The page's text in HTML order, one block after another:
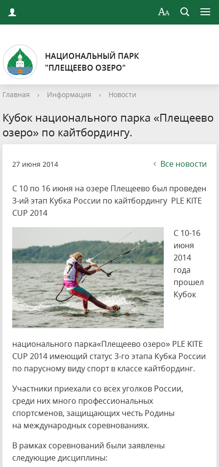
НАЦИОНАЛЬНЫЙ ПАРК
"ПЛЕЩЕЕВО ОЗЕРО"
Главная › Информация › Новости
Кубок национального парка «Плещеево
озеро» по кайтбордингу.
27 июня 2014 Все новости
С 10 по 16 июня на озере Плещеево был проведен
3-ий этап Кубка России по кайтбордингу PLE KITE
CUP 2014
С 10-16
июня
2014
года
прошел
Кубок
национального парка«Плещеево озеро» PLE KITE
CUP 2014 имеющий статус 3-го этапа Кубка России
по парусному виду спорт в классе кайтбординг.
Участники приехали со всех уголков России,
среди них много профессиональных
спортсменов, защищающих честь Родины
на международных соревнованиях.
В рамках соревнований были заявлены
следующие дисциплины: